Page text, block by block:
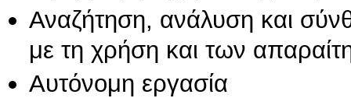
Αναζήτηση, ανάλυση και
με τη χρήση και των
Αυτόνομη εργασία